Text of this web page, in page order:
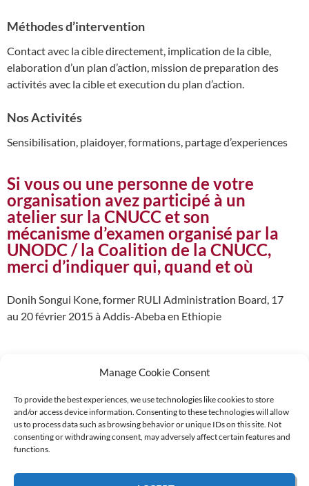
Manage Cookie Consent
To provide the best experiences, we use technologies like cookies to store
and/or access device information. Consenting to these technologies will allow
us to process data such as browsing behavior or unique IDs on this site. Not
consenting or withdrawing consent, may adversely affect certain features and
functions.
Méthodes d’intervention
Contact avec la cible directement, implication de la cible,
elaboration d’un plan d’action, mission de preparation des
activités avec la cible et execution du plan d’action.
Nos Activités
Sensibilisation, plaidoyer, formations, partage d’experiences
Si vous ou une personne de votre
organisation avez participé à un
atelier sur la CNUCC et son
mécanisme d’examen organisé par la
UNODC / la Coalition de la CNUCC,
merci d’indiquer qui, quand et où
Donih Songui Kone, former RULI Administration Board, 17
au 20 février 2015 à Addis-Abeba en Ethiopie
Supported by: